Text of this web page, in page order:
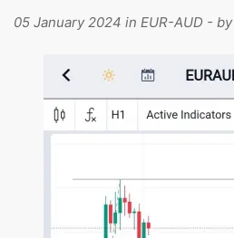
05 January 2024 in EUR-AUD - by